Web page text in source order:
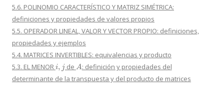
5.6. POLINOMIO CARACTERÍSTICO Y MATRIZ SIMÉTRICA:
definiciones y propiedades de valores propios
5.5. OPERADOR LINEAL, VALOR Y VECTOR PROPIO: definiciones,
propiedades y ejemplos
5.4. MATRICES INVERTIBLES: equivalencias y producto
5.3. EL MENOR i,j de A: definición y propiedades del
determinante de la transpuesta y del producto de matrices